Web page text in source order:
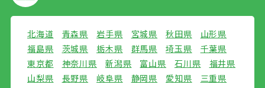
北海道 青森県 岩手県 宮城県 秋田県
山形県
福島県
茨城県 栃木県 群馬県 埼玉県
千葉県
東京都
神奈川県 新潟県 富山県 石川県
福井県
山梨県
長野県 岐阜県 静岡県 愛知県
三重県